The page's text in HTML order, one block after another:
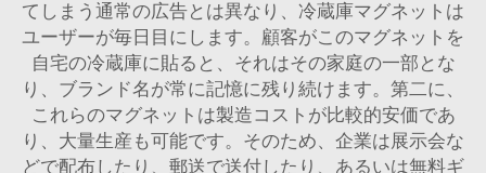
てしまう通常の広告とは異なり、冷蔵庫マグネットは
ユーザーが毎日目にします。顧客がこのマグネットを
自宅の冷蔵庫に貼ると、それはその家庭の一部とな
り、ブランド名が常に記憶に残り続けます。第二に、
これらのマグネットは製造コストが比較的安価であ
り、大量生産も可能です。そのため、企業は展示会な
どで配布したり、郵送で送付したり、あるいは無料ギ